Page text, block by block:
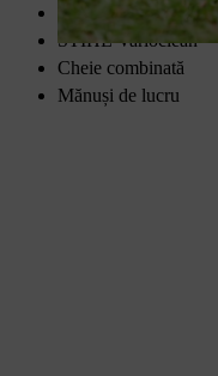
Detergent universal
STIHL Varioclean
Cheie combinată
Mănuși de lucru